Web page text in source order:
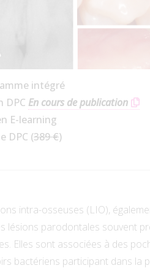
intégré
DPC En cours de publication
E-learning
DPC (389 €)
intra-osseuses (LIO),
lésions parodontales souvent
Elles sont associées à des
bactériens participant dans la